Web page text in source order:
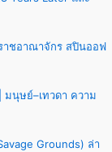
าชอาณาจักร สปินออฟ
มนุษย์–เทวดา ความ
Grounds) ล่า